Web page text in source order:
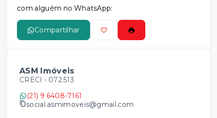
com alguém no WhatsApp:
Compartilhar
ASM Imóveis
CRECI - 072.513
(21) 9 6408-7161
social.asmimoveis@gmail.com